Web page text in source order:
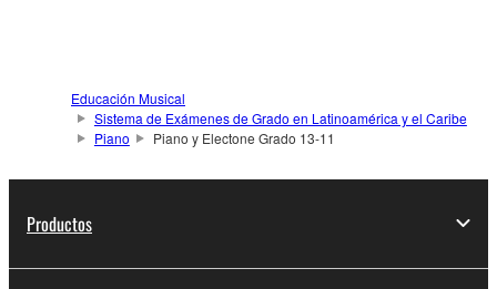
Educación Musical
Sistema de Exámenes de Grado en Latinoamérica y el Caribe
Piano
Piano y Electone Grado 13-11
Productos